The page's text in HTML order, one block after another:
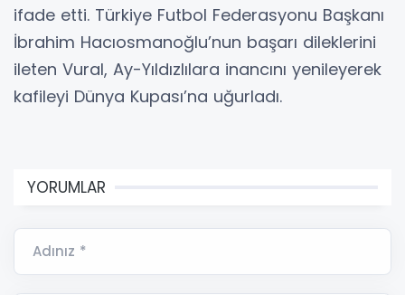
ifade etti. Türkiye Futbol Federasyonu Başkanı
İbrahim Hacıosmanoğlu’nun başarı dileklerini
ileten Vural, Ay-Yıldızlılara inancını yenileyerek
kafileyi Dünya Kupası’na uğurladı.
YORUMLAR
Adınız *